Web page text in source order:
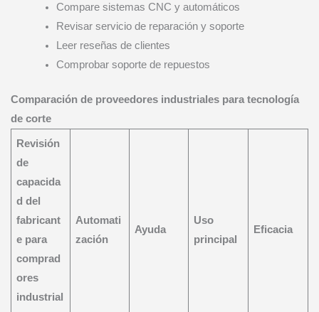
Compare sistemas CNC y automáticos
Revisar servicio de reparación y soporte
Leer reseñas de clientes
Comprobar soporte de repuestos
Comparación de proveedores industriales para tecnología
de corte
Revisión
de
capacida
d del
fabricant
e para
comprad
ores
industrial
Automati
zación
Ayuda
Uso
principal
Eficacia